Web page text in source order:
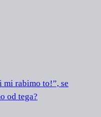
mi rabimo to!”, se
od tega?